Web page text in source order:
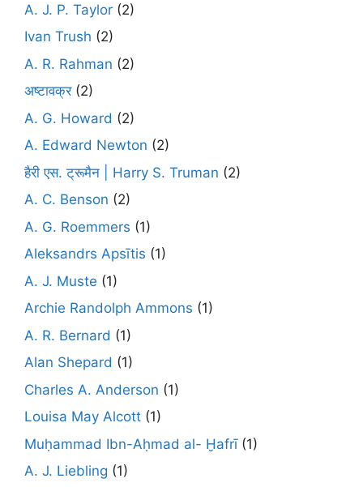
A. J. P. Taylor (2)
Ivan Trush (2)
A. R. Rahman (2)
अष्टावक्र(2)
A. G. Howard (2)
A. Edward Newton (2)
हैरी एस. ट्रूमैन | Harry S. Truman (2)
A. C. Benson (2)
A. G. Roemmers (1)
Aleksandrs Apsītis (1)
A. J. Muste (1)
Archie Randolph Ammons (1)
A. R. Bernard (1)
Alan Shepard (1)
Charles A. Anderson (1)
Louisa May Alcott (1)
Muḥammad Ibn-Aḥmad al- Ḫafrī(1)
A. J. Liebling (1)